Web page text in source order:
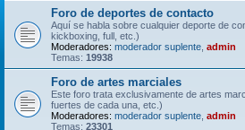
Foro de deportes de contacto
Aquí se habla sobre cualquier deporte de
kickboxing, full, etc.)
Moderadores: moderador suplente admin
Temas: 19938
Foro de artes marciales
Este foro trata exclusivamente de artes
fuertes de cada una, etc.)
Moderadores: moderador suplente admin
Temas: 23301